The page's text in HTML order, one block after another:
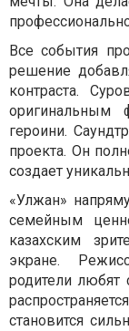
Все события
решение
контраста.
героини.
проекта. Он
создает
«Улжан»
семейным
казахским
экране.
родители любят
становится